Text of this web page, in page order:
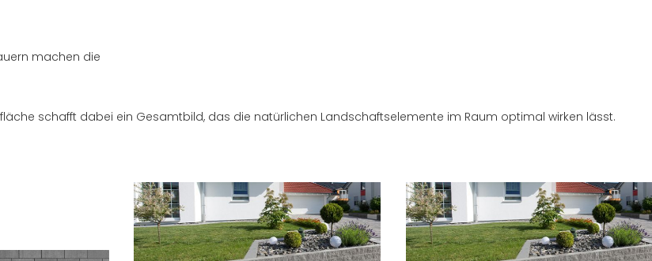
machen die
schafft dabei ein Gesamtbild, das die natürlichen Landschaftselemente im Raum optimal wirken lässt.